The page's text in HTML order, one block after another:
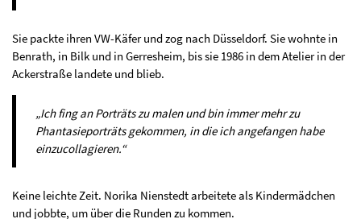
Sie packte ihren VW-Käfer und zog nach Düsseldorf. Sie wohnte in
Benrath, in Bilk und in Gerresheim, bis sie 1986 in dem Atelier in der
Ackerstraße landete und blieb.
„Ich fing an Porträts zu malen und bin immer mehr zu
Phantasieporträts gekommen, in die ich angefangen habe
einzucollagieren.“
Keine leichte Zeit. Norika Nienstedt arbeitete als Kindermädchen
und jobbte, um über die Runden zu kommen.